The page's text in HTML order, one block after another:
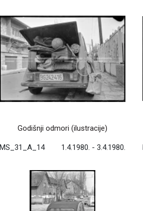
Godišnji odmori (ilustracije)
MS_31_A_14 1.4.1980. - 3.4.1980.